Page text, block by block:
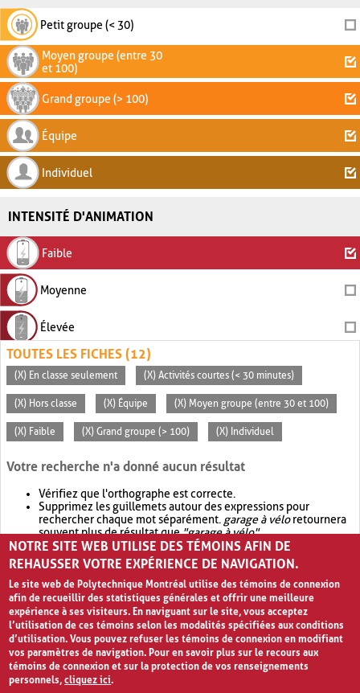
Petit groupe (< 30)
Moyen groupe (entre 30
et 100)
Grand groupe (> 100)
Équipe
Individuel
INTENSITÉ D'ANIMATION
Faible
Moyenne
Élevée
TOUTES LES FICHES (12)
(X) En classe seulement (X) Activités courtes (< 30 minutes)
(X) Hors classe (X) Équipe (X) Moyen groupe (entre 30 et 100)
(X) Faible (X) Grand groupe (> 100) (X) Individuel
Votre recherche n'a donné aucun résultat
Vérifiez que l'orthographe est correcte.
Supprimez les guillemets autour des expressions pour
rechercher chaque mot séparément. garage à véloretournera
souvent plus de résultat que"garage à vélo".
Envisagez d'élargir votre recherche avec OR.garage OR vélo
retournera souvent plus de résultat quegarage à vélo
NOTRE SITE WEB UTILISE DES TÉMOINS AFIN DE
REHAUSSER VOTRE EXPÉRIENCE DE NAVIGATION.
Le site web de Polytechnique Montréal utilise des témoins de connexion
afin de recueillir des statistiques générales et offrir une meilleure
expérience à ses visiteurs. En naviguant sur le site, vous acceptez
l’utilisation de ces témoins selon les modalités spécifiées aux conditions
d’utilisation. Vous pouvez refuser les témoins de connexion en modifiant
vos paramètres de navigation. Pour en savoir plus sur le recours aux
témoins de connexion et sur la protection de vos renseignements
personnels,cliquez ici.